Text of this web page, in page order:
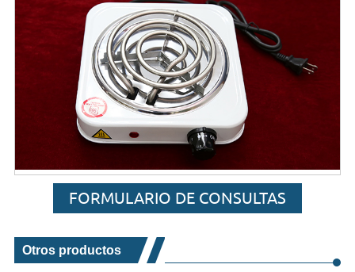
FORMULARIO DE CONSULTAS
Otros productos